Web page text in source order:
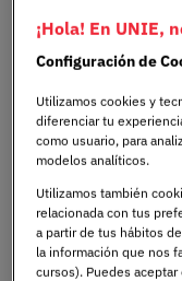
Escuela
Tecnología
Facultad de
Internacionales
Facultad de
¡Hola! En UNIE,
Configuración de
Utilizamos cookies y
diferenciar tu
como usuario, para
modelos analíticos.
Utilizamos también
relacionada con tus
a partir de tus hábitos
la información que nos
cursos). Puedes